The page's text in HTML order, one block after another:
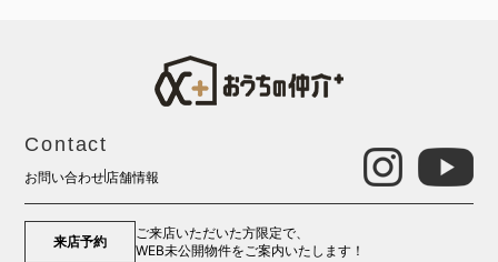
Contact
お問い合わせ店舗情報
来店予約
ご来店いただいた方限定で、
WEB未公開物件をご案内いたします！